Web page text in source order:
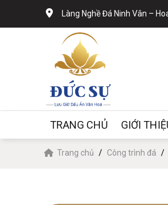
Làng Nghề Đá Ninh Vân –
TRANG CHỦ GIỚI
Trang chủ Công trình đá